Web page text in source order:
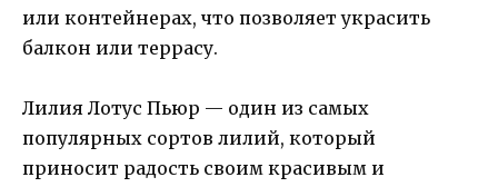
или контейнерах, что позволяет украсить
балкон или террасу.
Лилия Лотус Пьюр — один из самых
популярных сортов лилий, который
приносит радость своим красивым и